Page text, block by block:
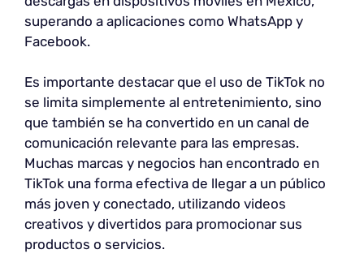
superando a aplicaciones como WhatsApp y
Facebook.
Es importante destacar que el uso de TikTok no
se limita simplemente al entretenimiento, sino
que también se ha convertido en un canal de
comunicación relevante para las empresas.
Muchas marcas y negocios han encontrado en
TikTok una forma efectiva de llegar a un público
más joven y conectado, utilizando videos
creativos y divertidos para promocionar sus
productos o servicios.